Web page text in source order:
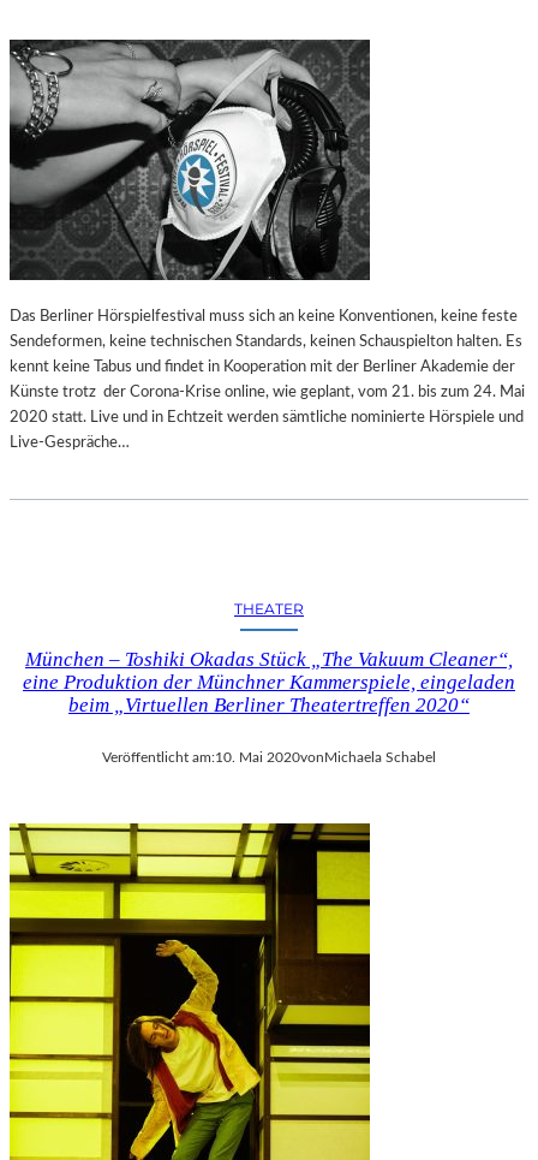
Das Berliner Hörspielfestival muss sich an keine Konventionen, keine feste
Sendeformen, keine technischen Standards, keinen Schauspielton halten. Es
kennt keine Tabus und findet in Kooperation mit der Berliner Akademie der
Künste trotz der Corona-Krise online, wie geplant, vom 21. bis zum 24. Mai
2020 statt. Live und in Echtzeit werden sämtliche nominierte Hörspiele und
Live-Gespräche…
THEATER
München – Toshiki Okadas Stück „The Vakuum Cleaner“,
eine Produktion der Münchner Kammerspiele, eingeladen
beim „Virtuellen Berliner Theatertreffen 2020“
Veröffentlicht am:10. Mai 2020von Michaela Schabel